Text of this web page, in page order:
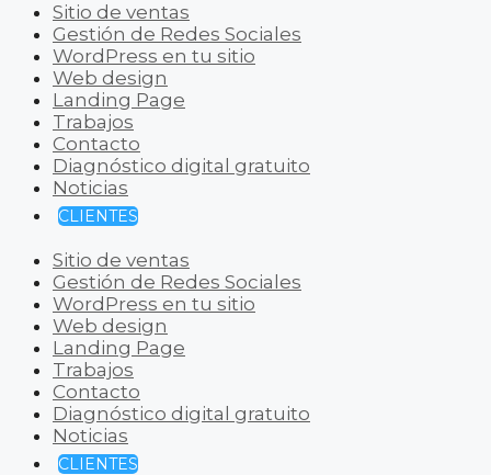
Sitio de ventas
Gestión de Redes Sociales
WordPress en tu sitio
Web design
Landing Page
Trabajos
Contacto
Diagnóstico digital gratuito
Noticias
CLIENTES
Sitio de ventas
Gestión de Redes Sociales
WordPress en tu sitio
Web design
Landing Page
Trabajos
Contacto
Diagnóstico digital gratuito
Noticias
CLIENTES